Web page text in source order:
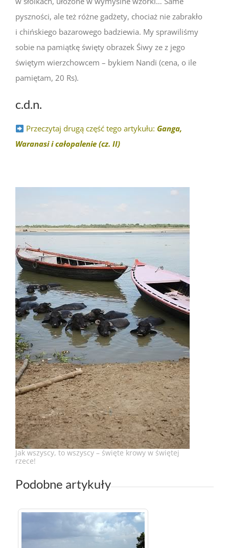
pyszności, ale też różne gadżety, chociaż nie zabrakło
i chińskiego bazarowego badziewia. My sprawiliśmy
sobie na pamiątkę święty obrazek Śiwy ze z jego
świętym wierzchowcem – bykiem Nandi (cena, o ile
pamiętam, 20 Rs).
c.d.n.
Przeczytaj drugą część tego artykułu: Ganga,
Waranasi i całopalenie (cz. II)
Jak wszyscy, to wszyscy – święte krowy w świętej
rzece!
Podobne artykuły